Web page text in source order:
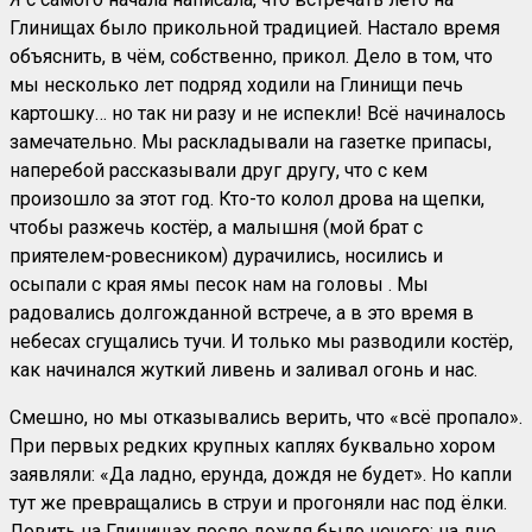
Глинищах было прикольной традицией. Настало время
объяснить, в чём, собственно, прикол. Дело в том, что
мы несколько лет подряд ходили на Глинищи печь
картошку… но так ни разу и не испекли! Всё начиналось
замечательно. Мы раскладывали на газетке припасы,
наперебой рассказывали друг другу, что с кем
произошло за этот год. Кто-то колол дрова на щепки,
чтобы разжечь костёр, а малышня (мой брат с
приятелем-ровесником) дурачились, носились и
осыпали с края ямы песок нам на головы . Мы
радовались долгожданной встрече, а в это время в
небесах сгущались тучи. И только мы разводили костёр,
как начинался жуткий ливень и заливал огонь и нас.
Смешно, но мы отказывались верить, что «всё пропало».
При первых редких крупных каплях буквально хором
заявляли: «Да ладно, ерунда, дождя не будет». Но капли
тут же превращались в струи и прогоняли нас под ёлки.